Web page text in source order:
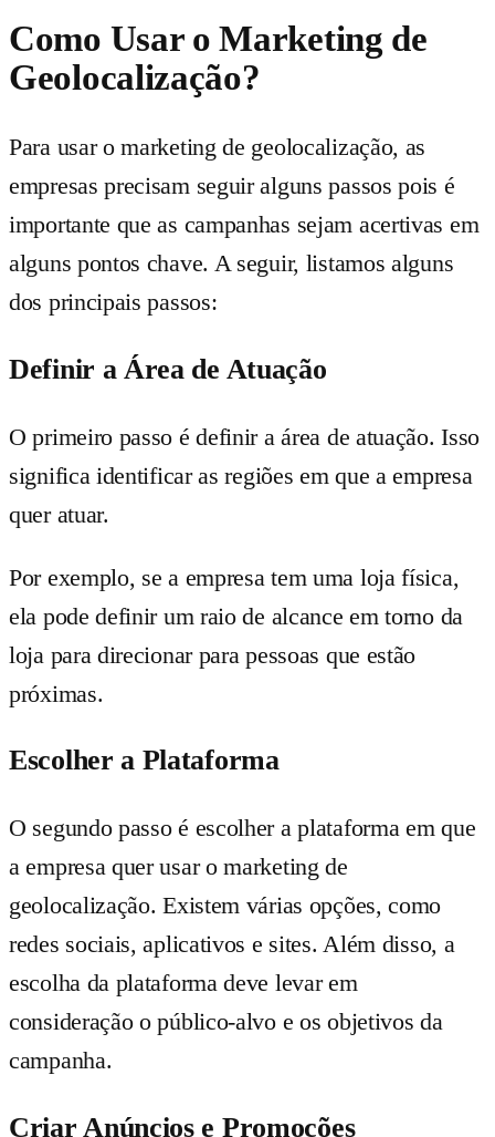
Como Usar o Marketing de
Geolocalização?
Para usar o marketing de geolocalização, as
empresas precisam seguir alguns passos pois é
importante que as campanhas sejam acertivas em
alguns pontos chave. A seguir, listamos alguns
dos principais passos:
Definir a Área de Atuação
O primeiro passo é definir a área de atuação. Isso
significa identificar as regiões em que a empresa
quer atuar.
Por exemplo, se a empresa tem uma loja física,
ela pode definir um raio de alcance em torno da
loja para direcionar para pessoas que estão
próximas.
Escolher a Plataforma
O segundo passo é escolher a plataforma em que
a empresa quer usar o marketing de
geolocalização. Existem várias opções, como
redes sociais, aplicativos e sites. Além disso, a
escolha da plataforma deve levar em
consideração o público-alvo e os objetivos da
campanha.
Criar Anúncios e Promoções